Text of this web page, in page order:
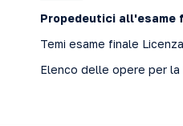
Propedeutici all'esame
Temi esame finale Licenza
Elenco delle opere per la